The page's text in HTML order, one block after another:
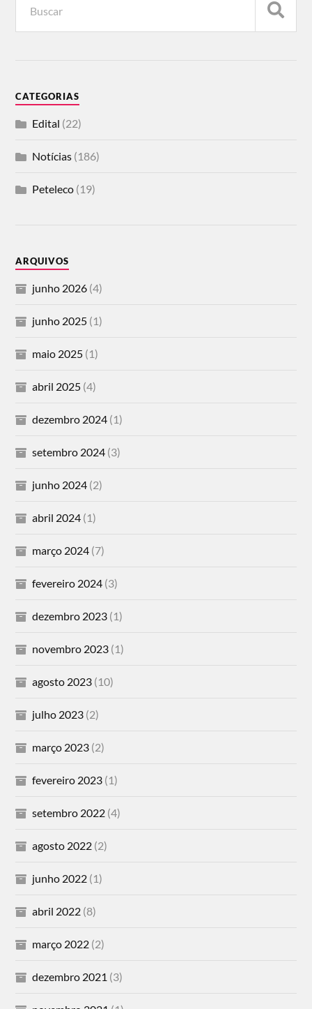
CATEGORIAS
Edital (22)
Notícias (186)
Peteleco (19)
ARQUIVOS
junho 2026 (4)
junho 2025 (1)
maio 2025 (1)
abril 2025 (4)
dezembro 2024 (1)
setembro 2024 (3)
junho 2024 (2)
abril 2024 (1)
março 2024 (7)
fevereiro 2024 (3)
dezembro 2023 (1)
novembro 2023 (1)
agosto 2023 (10)
julho 2023 (2)
março 2023 (2)
fevereiro 2023 (1)
setembro 2022 (4)
agosto 2022 (2)
junho 2022 (1)
abril 2022 (8)
março 2022 (2)
dezembro 2021 (3)